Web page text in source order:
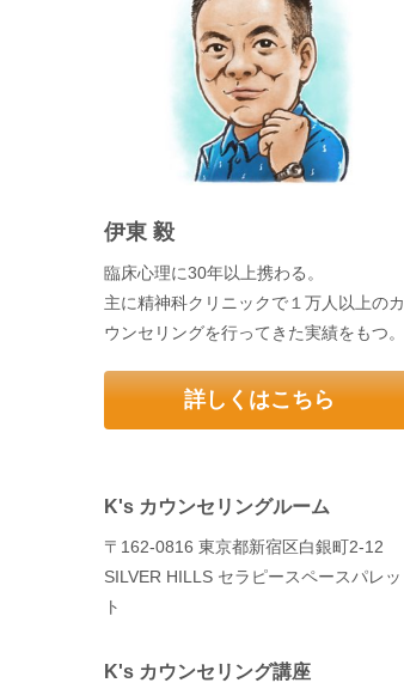
伊東 毅
臨床心理に30年以上携わる。
主に精神科クリニックで１万人以上のカ
ウンセリングを行ってきた実績をもつ。
詳しくはこちら
K's カウンセリングルーム
〒162-0816 東京都新宿区白銀町2-12
SILVER HILLS セラピースペースパレッ
ト
K's カウンセリング講座